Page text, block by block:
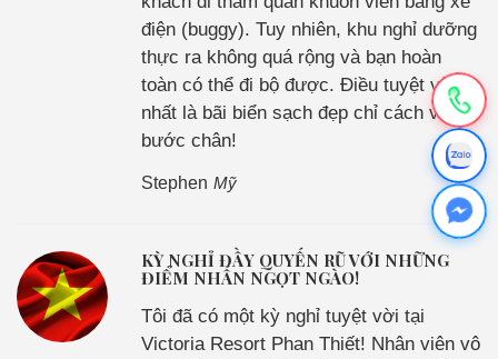
điện (buggy). Tuy nhiên, khu nghỉ dưỡng
thực ra không quá rộng và bạn hoàn
toàn có thể đi bộ được. Điều tuyệt vời
nhất là bãi biển sạch đẹp chỉ cách vài
bước chân!
Stephen Mỹ
KỲ NGHỈ ĐẦY QUYẾN RŨ VỚI NHỮNG
ĐIỂM NHẤN NGỌT NGÀO!
Tôi đã có một kỳ nghỉ tuyệt vời tại
Victoria Resort Phan Thiết! Nhân viên vô